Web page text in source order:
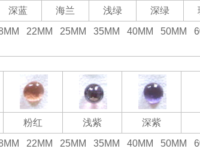
深蓝 海兰 浅绿 深绿
22MM 25MM 35MM 40MM 50MM
粉红 浅紫 深紫
22MM 25MM 35MM 40MM 50MM